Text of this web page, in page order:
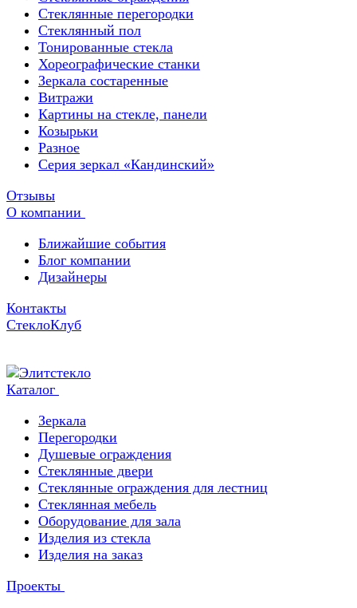
Стеклянные перегородки
Стеклянный пол
Тонированные стекла
Хореографические станки
Зеркала состаренные
Витражи
Картины на стекле, панели
Козырьки
Разное
Серия зеркал «Кандинский»
Отзывы
О компании
Ближайшие события
Блог компании
Дизайнеры
Контакты
СтеклоКлуб
Каталог
Зеркала
Перегородки
Душевые ограждения
Стеклянные двери
Стеклянные ограждения для лестниц
Стеклянная мебель
Оборудование для зала
Изделия из стекла
Изделия на заказ
Проекты